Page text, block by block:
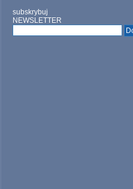
subskrybuj
NEWSLETTER